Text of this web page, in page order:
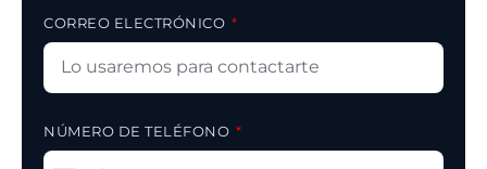
CORREO ELECTRÓNICO
NÚMERO DE TELÉFONO